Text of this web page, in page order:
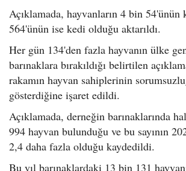
Açıklamada, hayvanların 4 bin 54'ünün
564'ünün ise kedi olduğu aktarıldı.
Her gün 134'den fazla hayvanın ülke
barınaklara bırakıldığı belirtilen
rakamın hayvan sahiplerinin
gösterdiğine işaret edildi.
Açıklamada, derneğin barınaklarında
994 hayvan bulunduğu ve bu sayının
2,4 daha fazla olduğu kaydedildi.
Bu yıl barınaklardaki 13 bin 131